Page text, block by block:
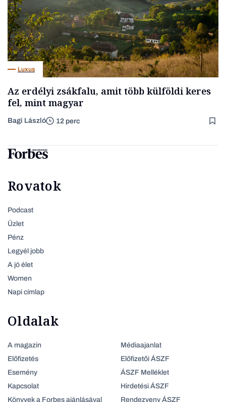
Luxus
Az erdélyi zsákfalu, amit több külföldi keres
fel, mint magyar
Bagi László 12 perc
Rovatok
Podcast
Üzlet
Pénz
Legyél jobb
A jó élet
Women
Napi címlap
Oldalak
A magazin
Előfizetés
Esemény
Kapcsolat
Könyvek a Forbes ajánlásával
Médiaajanlat
Előfizetői ÁSZF
ÁSZF Melléklet
Hirdetési ÁSZF
Rendezveny ÁSZF